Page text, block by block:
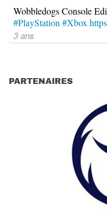
Wobbledogs Console
#PlayStation #Xbox
3 ans
PARTENAIRES